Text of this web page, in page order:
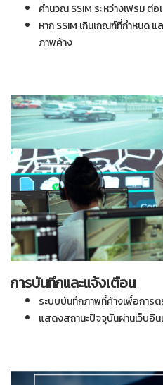
คำนวณ SSIM ระหว่างเฟรม ต่
หาก SSIM เกินเกณฑ์ที่กำหนด แ
ภาพค้าง
การบันทึกและแจ้งเตือน
ระบบบันทึกภาพที่ค้างเพื่อการ
แสดงสถานะปัจจุบันผ่านเว็บอิ